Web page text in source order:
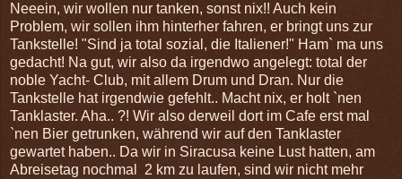
Neeein, wir wollen nur tanken, sonst nix!! Auch kein
Problem, wir sollen ihm hinterher fahren, er bringt uns zur
Tankstelle! "Sind ja total sozial, die Italiener!" Ham` ma uns
gedacht! Na gut, wir also da irgendwo angelegt: total der
noble Yacht- Club, mit allem Drum und Dran. Nur die
Tankstelle hat irgendwie gefehlt.. Macht nix, er holt `nen
Tanklaster. Aha.. ?! Wir also derweil dort im Cafe erst mal
`nen Bier getrunken, während wir auf den Tanklaster
gewartet haben.. Da wir in Siracusa keine Lust hatten, am
Abreisetag nochmal 2 km zu laufen, sind wir nicht mehr